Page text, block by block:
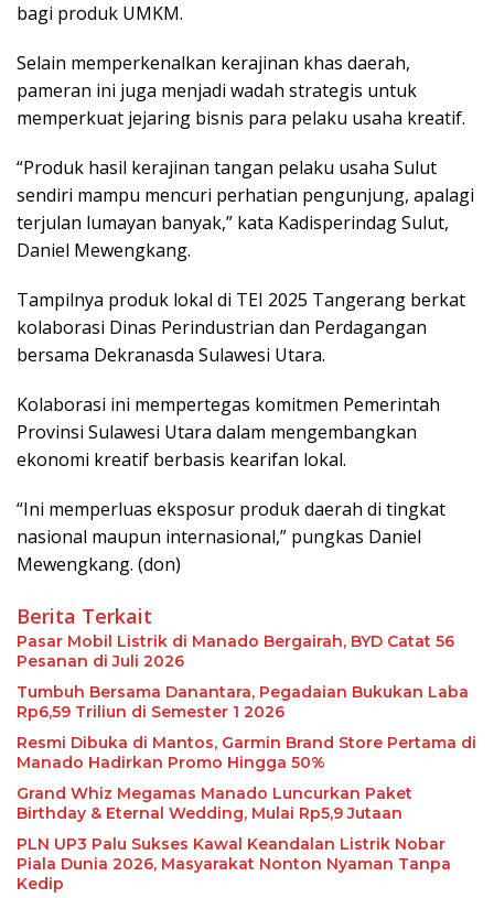
bagi produk UMKM.
Selain memperkenalkan kerajinan khas daerah,
pameran ini juga menjadi wadah strategis untuk
memperkuat jejaring bisnis para pelaku usaha kreatif.
“Produk hasil kerajinan tangan pelaku usaha Sulut
sendiri mampu mencuri perhatian pengunjung, apalagi
terjulan lumayan banyak,” kata Kadisperindag Sulut,
Daniel Mewengkang.
Tampilnya produk lokal di TEI 2025 Tangerang berkat
kolaborasi Dinas Perindustrian dan Perdagangan
bersama Dekranasda Sulawesi Utara.
Kolaborasi ini mempertegas komitmen Pemerintah
Provinsi Sulawesi Utara dalam mengembangkan
ekonomi kreatif berbasis kearifan lokal.
“Ini memperluas eksposur produk daerah di tingkat
nasional maupun internasional,” pungkas Daniel
Mewengkang. (don)
Berita Terkait
Pasar Mobil Listrik di Manado Bergairah, BYD Catat 56
Pesanan di Juli 2026
Tumbuh Bersama Danantara, Pegadaian Bukukan Laba
Rp6,59 Triliun di Semester 1 2026
Resmi Dibuka di Mantos, Garmin Brand Store Pertama di
Manado Hadirkan Promo Hingga 50%
Grand Whiz Megamas Manado Luncurkan Paket
Birthday & Eternal Wedding, Mulai Rp5,9 Jutaan
PLN UP3 Palu Sukses Kawal Keandalan Listrik Nobar
Piala Dunia 2026, Masyarakat Nonton Nyaman Tanpa
Kedip